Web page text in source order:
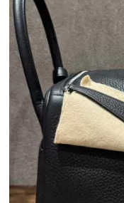
中野ブロードウェイ